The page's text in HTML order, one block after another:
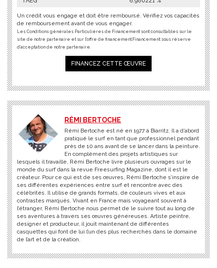
Un crédit vous engage et doit être remboursé. Vérifiez vos capacités
de remboursement avant de vous engager.
Les Conditions générales Particulières de Financement sont consultables sur le
site de notre partenaire et sur l'offre de financement.Financement sous réserve
d'acceptation de notre partenaire.
FINANCEZ CETTE ŒUVRE
RÉMI BERTOCHE
Rémi Bertoche est né en 1977 à Biarritz. Il a d’abord
pratiqué le surf en tant que professionnel pendant
près de 10 ans avant de se lancer dans la peinture.
En complément des projets artistiques sur
lesquels il travaille, Rémi Bertoche livre plusieurs ouvrages sur le
monde du surf dans la revue Freesurfing Magazine, dont il est le
créateur. Pour ce qui est de ses œuvres, Rémi Bertoche s’inspire de
ses différentes expériences entre surf et rencontre avec des
célébrités. Il utilise de grands formats, de couleurs vives et aux
contrastes marqués. Vivant en France mais voyageant souvent à
l’étranger, Rémi Bertoche nous permet de le suivre tout au long de
ses aventures à travers ses œuvres généreuses. Artiste peintre,
designer et producteur, il jouit maintenant de différentes
casquettes qui font de lui l’un des plus recherchés dans le domaine
de l’art et de la création.